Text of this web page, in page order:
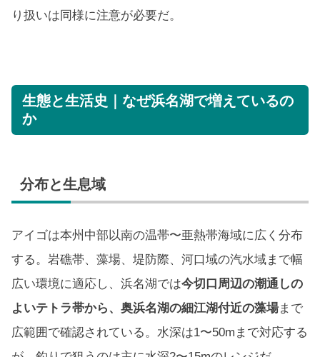
り扱いは同様に注意が必要だ。
生態と生活史｜なぜ浜名湖で増えているの
か
分布と生息域
アイゴは本州中部以南の温帯〜亜熱帯海域に広く分布
する。岩礁帯、藻場、堤防際、河口域の汽水域まで幅
広い環境に適応し、浜名湖では今切口周辺の潮通しの
よいテトラ帯から、奥浜名湖の細江湖付近の藻場まで
広範囲で確認されている。水深は1〜50mまで対応する